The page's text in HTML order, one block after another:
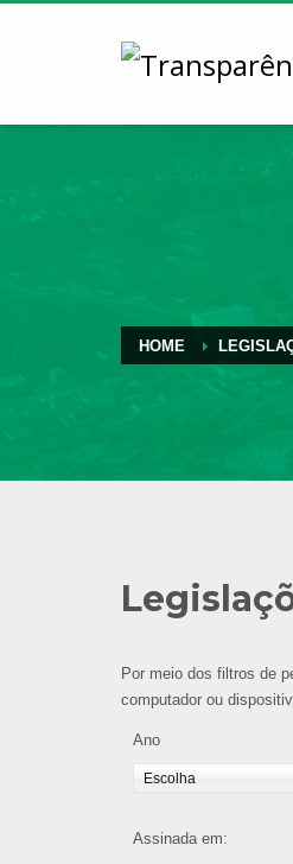
HOME
Por meio dos filtros de
computador ou
Ano
Assinada em: